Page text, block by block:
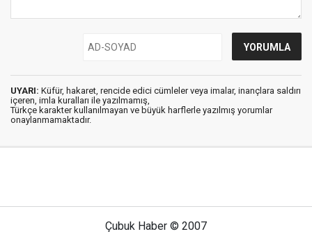
UYARI: Küfür, hakaret, rencide edici cümleler veya imalar, inançlara saldırı
içeren, imla kuralları ile yazılmamış,
Türkçe karakter kullanılmayan ve büyük harflerle yazılmış yorumlar
onaylanmamaktadır.
Çubuk Haber © 2007